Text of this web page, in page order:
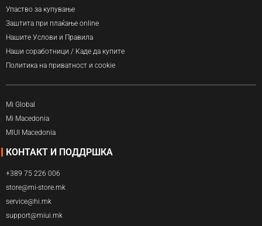
Упаство за купување
Заштита при плаќање online
Нашите Услови и Правила
Наши соработници / Каде да купите
Политика на приватност и cookie
Mi Global
Mi Macedonia
MIUI Macedonia
КОНТАКТ И ПОДДРШКА
+389 75 226 006
store@mi-store.mk
service@hi.mk
support@miui.mk